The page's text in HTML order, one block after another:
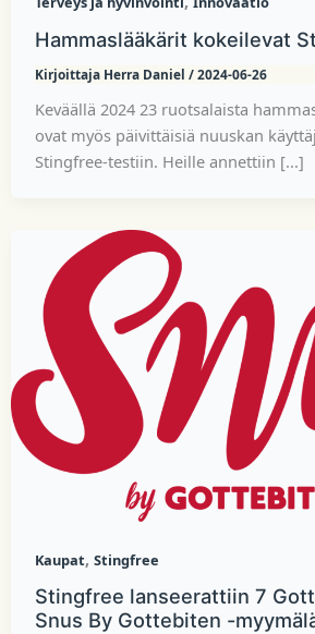
Hammaslääkärit kokeilevat
Kirjoittaja Herra Daniel /2024-06-26
Keväällä 2024 23 ruotsalaista
ovat myös päivittäisiä nuuskan
Stingfree-testiin. Heille annettiin [...]
Kaupat, Stingfree
Stingfree lanseerattiin 7
Snus By Gottebiten -